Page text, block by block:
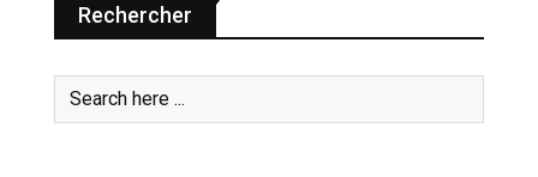
Rechercher